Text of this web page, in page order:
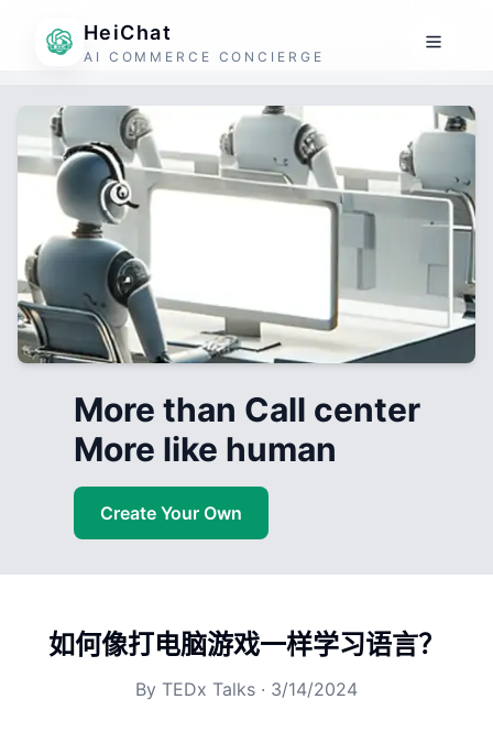
HeiChat
AI COMMERCE CONCIERGE
More than Call center
More like human
Create Your Own
如何像打电脑游戏一样学习语言？
By TEDx Talks · 3/14/2024